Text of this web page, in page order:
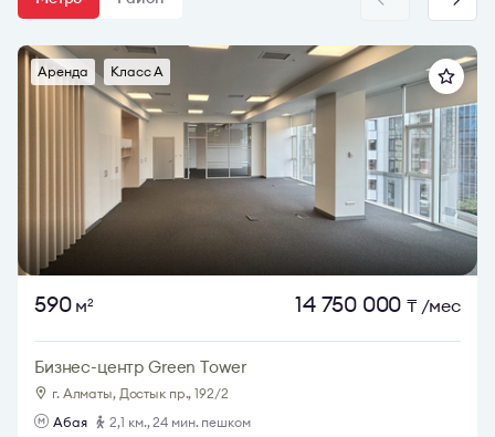
Аренда Класс A
590м2 14 750 000 ₸ /мес
Бизнес-центр Green Tower
г. Алматы, Достык пр., 192/2
Абая
2,1 км., 24 мин. пешком